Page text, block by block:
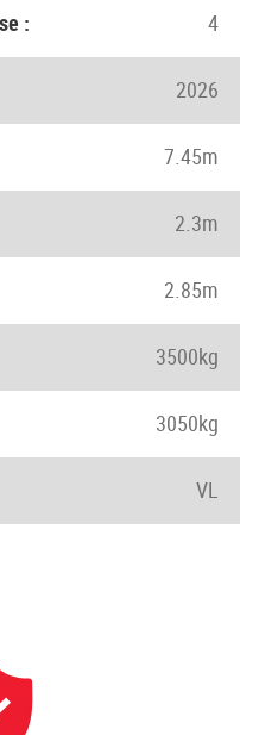
: 4
2026
7.45m
2.3m
2.85m
3500kg
3050kg
VL